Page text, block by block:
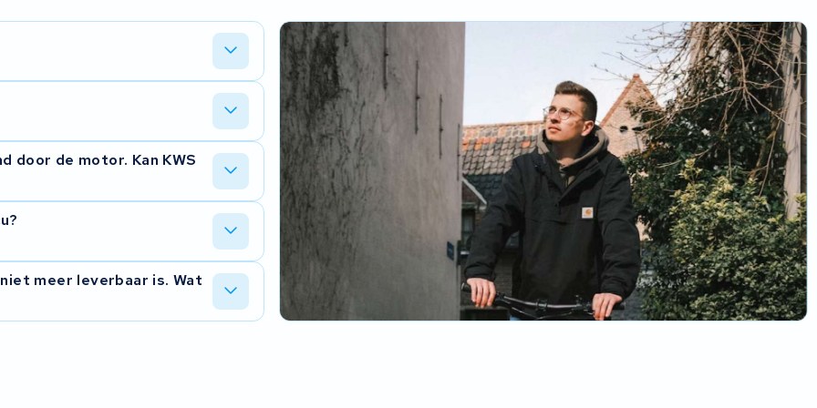
Focus, Raleigh, Univega en
dus revisie verloopt voor ons
nodig de cellen en controleren het
wat u krijgt.
door de motor. Kan KWS
in het BMS of in de
de accu binnen hebben. We laten u
gebeuren.
meer leverbaar is. Wat